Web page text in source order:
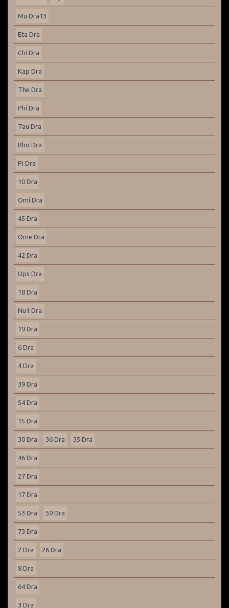
Mu Dra13
Eta Dra
Chi Dra
Kap Dra
The Dra
Phi Dra
Tau Dra
Rho Dra
Pi Dra
10 Dra
Omi Dra
45 Dra
Ome Dra
42 Dra
Ups Dra
18 Dra
Nu1 Dra
19 Dra
6 Dra
4 Dra
39 Dra
54 Dra
15 Dra
30 Dra 36 Dra 35 Dra
46 Dra
27 Dra
17 Dra
53 Dra 59 Dra
73 Dra
2 Dra 26 Dra
8 Dra
64 Dra
3 Dra